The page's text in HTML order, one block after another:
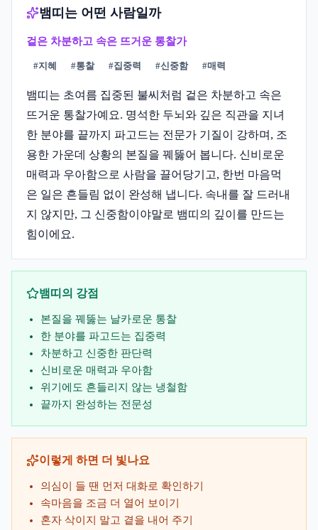
뱀띠는 어떤 사람일까
겉은 차분하고 속은 뜨거운 통찰가
#지혜 #통찰 #집중력 #신중함 #매력
뱀띠는 초여름 집중된 불씨처럼 겉은 차분하고 속은
뜨거운 통찰가예요. 명석한 두뇌와 깊은 직관을 지녀
한 분야를 끝까지 파고드는 전문가 기질이 강하며, 조
용한 가운데 상황의 본질을 꿰뚫어 봅니다. 신비로운
매력과 우아함으로 사람을 끌어당기고, 한번 마음먹
은 일은 흔들림 없이 완성해 냅니다. 속내를 잘 드러내
지 않지만, 그 신중함이야말로 뱀띠의 깊이를 만드는
힘이에요.
뱀띠 의 강점
본질을 꿰뚫는 날카로운 통찰
한 분야를 파고드는 집중력
차분하고 신중한 판단력
신비로운 매력과 우아함
위기에도 흔들리지 않는 냉철함
끝까지 완성하는 전문성
이렇게 하면 더 빛나요
의심이 들 땐 먼저 대화로 확인하기
속마음을 조금 더 열어 보이기
혼자 삭이지 말고 곁을 내어 주기